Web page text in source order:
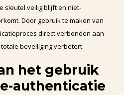
sleutel veilig blijft en niet-
Door gebruik te maken van
direct verbonden aan
beveiliging verbetert.
het gebruik
authenticatie